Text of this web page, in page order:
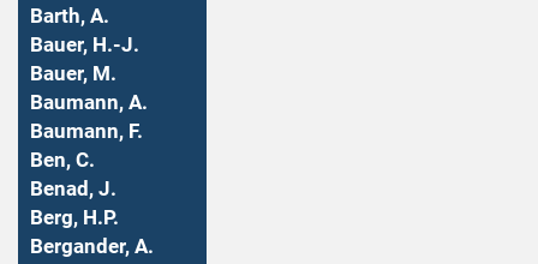
Barth, A.
Bauer, H.-J.
Bauer, M.
Baumann, A.
Baumann, F.
Ben, C.
Benad, J.
Berg, H.P.
Bergander, A.